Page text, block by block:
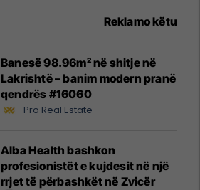
Reklamo këtu
Banesë 98.96m² në shitje në
Lakrishtë – banim modern pranë
qendrës #16060
Pro Real Estate
Alba Health bashkon
profesionistët e kujdesit në një
rrjet të përbashkët në Zvicër